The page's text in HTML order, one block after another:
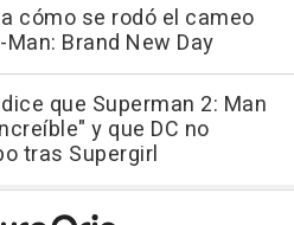
cómo se rodó el cameo
Brand New Day
que Superman 2: Man
y que DC no
tras Supergirl